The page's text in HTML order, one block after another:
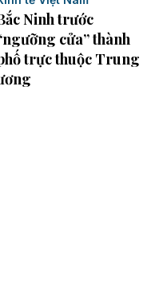
Ninh trước
cửa” thành
trực thuộc Trung